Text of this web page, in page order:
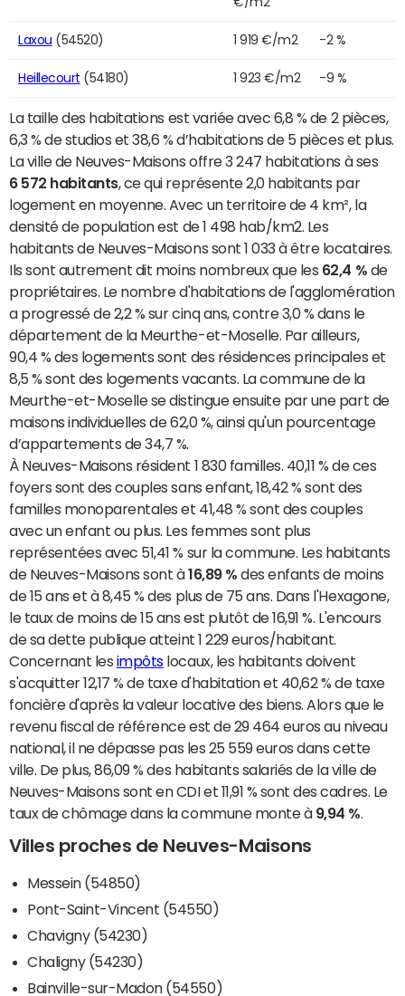
Laxou (54520) 1 919 €/m2 -2 %
Heillecourt (54180) 1 923 €/m2 -9 %
La taille des habitations est variée avec 6,8 % de 2 pièces,
6,3 % de studios et 38,6 % d’habitations de 5 pièces et plus.
La ville de Neuves-Maisons offre 3 247 habitations à ses
6 572 habitants, ce qui représente 2,0 habitants par
logement en moyenne. Avec un territoire de 4 km², la
densité de population est de 1 498 hab/km2. Les
habitants de Neuves-Maisons sont 1 033 à être locataires.
Ils sont autrement dit moins nombreux que les 62,4 % de
propriétaires. Le nombre d'habitations de l'agglomération
a progressé de 2,2 % sur cinq ans, contre 3,0 % dans le
département de la Meurthe-et-Moselle. Par ailleurs,
90,4 % des logements sont des résidences principales et
8,5 % sont des logements vacants. La commune de la
Meurthe-et-Moselle se distingue ensuite par une part de
maisons individuelles de 62,0 %, ainsi qu'un pourcentage
d’appartements de 34,7 %.
À Neuves-Maisons résident 1 830 familles. 40,11 % de ces
foyers sont des couples sans enfant, 18,42 % sont des
familles monoparentales et 41,48 % sont des couples
avec un enfant ou plus. Les femmes sont plus
représentées avec 51,41 % sur la commune. Les habitants
de Neuves-Maisons sont à16,89 % des enfants de moins
de 15 ans et à 8,45 % des plus de 75 ans. Dans l'Hexagone,
le taux de moins de 15 ans est plutôt de 16,91 %. L'encours
de sa dette publique atteint 1 229 euros/habitant.
Concernant les impôtslocaux, les habitants doivent
s'acquitter 12,17 % de taxe d'habitation et 40,62 % de taxe
foncière d'après la valeur locative des biens. Alors que le
revenu fiscal de référence est de 29 464 euros au niveau
national, il ne dépasse pas les 25 559 euros dans cette
ville. De plus, 86,09 % des habitants salariés de la ville de
Neuves-Maisons sont en CDI et 11,91 % sont des cadres. Le
taux de chômage dans la commune monte à 9,94 %
Villes proches de Neuves-Maisons
Messein (54850)
Pont-Saint-Vincent (54550)
Chavigny (54230)
Chaligny (54230)
Bainville-sur-Madon (54550)